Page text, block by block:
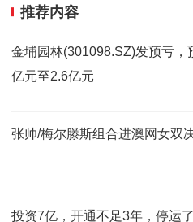
推荐内容
金埔园林(301098.SZ)发预亏
亿元至2.6亿元
张帅/梅尔滕斯组合进澳网女双
投资7亿，开通不足3年，停运了